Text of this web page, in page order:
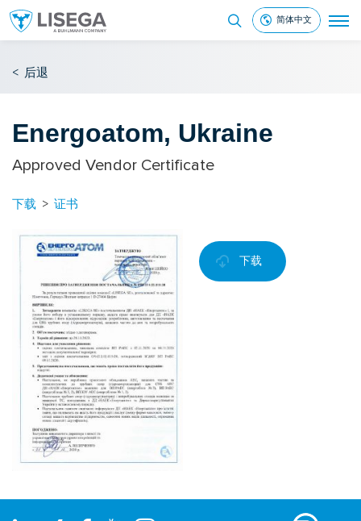
简体中文
< 后退
Energoatom, Ukraine
Approved Vendor Certificate
下载 > 证书
下载